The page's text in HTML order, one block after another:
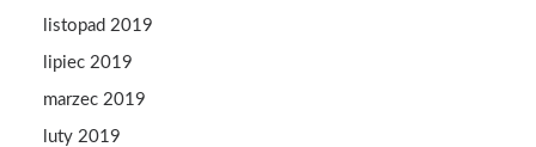
listopad 2019
lipiec 2019
marzec 2019
luty 2019